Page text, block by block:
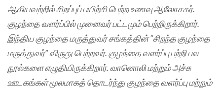
ஆகியவற்றில் சிறப்புப் பயிற்சி பெற்ற உணவு ஆலோசகர்.
குழந்தை வளர்ப்பில் முனைவர் பட்டமும் பெற்றிருக்கிறார்.
இந்திய குழந்தை மருத்துவர் சங்கத்தின் “சிறந்த குழந்தை
மருத்துவர்” விருது பெற்றவர். குழந்தை வளர்ப்பு பற்றி பல
நூல்களை எழுதியிருக்கிறார். வானொலி மற்றும் அச்சு
ஊடகங்கள் மூலமாகத் தொடர்ந்து குழந்தை வளர்ப்பு மற்றும்